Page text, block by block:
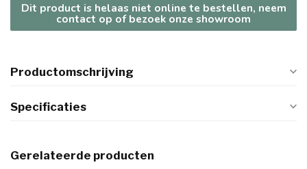
Dit product is helaas niet online te bestellen, neem
contact op of bezoek onze showroom
Productomschrijving
Specificaties
Gerelateerde producten